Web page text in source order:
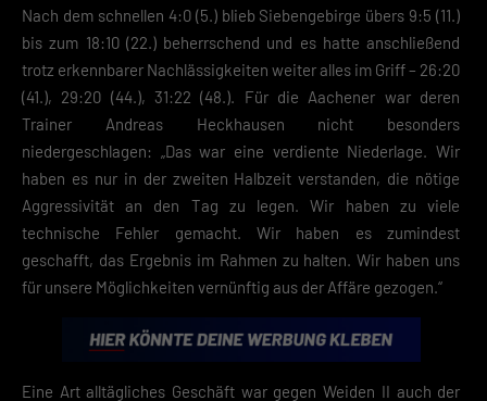
Nach dem schnellen 4:0 (5.) blieb Siebengebirge übers 9:5 (11.)
bis zum 18:10 (22.) beherrschend und es hatte anschließend
trotz erkennbarer Nachlässigkeiten weiter alles im Griff – 26:20
(41.), 29:20 (44.), 31:22 (48.). Für die Aachener war deren
Trainer Andreas Heckhausen nicht besonders
niedergeschlagen: „Das war eine verdiente Niederlage. Wir
haben es nur in der zweiten Halbzeit verstanden, die nötige
Aggressivität an den Tag zu legen. Wir haben zu viele
technische Fehler gemacht. Wir haben es zumindest
geschafft, das Ergebnis im Rahmen zu halten. Wir haben uns
für unsere Möglichkeiten vernünftig aus der Affäre gezogen.“
Eine Art alltägliches Geschäft war gegen Weiden II auch der